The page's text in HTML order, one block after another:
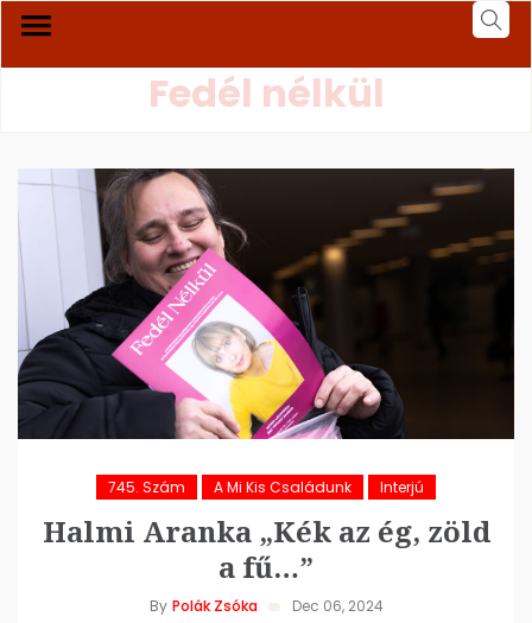
Fedél nélkül
745. Szám A Mi Kis Családunk Interjú
Halmi Aranka „Kék az ég, zöld
a fű…”
By Polák Zsóka Dec 06, 2024